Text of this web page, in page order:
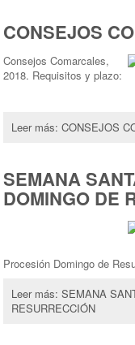
CONSEJOS
Consejos Comarcales,
2018. Requisitos y plazo:
Leer más: CONSEJOS
SEMANA
DOMINGO DE
Procesión Domingo de
Leer más: SEMANA
RESURRECCIÓN